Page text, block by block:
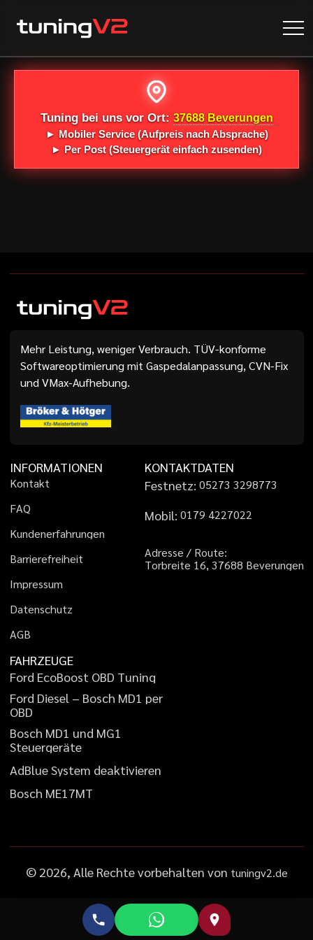
Tuning bei uns vor Ort: 37688 Beverungen
► Mobiler Service(Aufpreis nach Absprache)
►Per Post(Steuergerät einfach zusenden)
Mehr Leistung, weniger Verbrauch. TÜV-konforme
Softwareoptimierung mit Gaspedalanpassung, CVN-Fix
und VMax-Aufhebung.
INFORMATIONEN
Kontakt
FAQ
Kundenerfahrungen
Barrierefreiheit
Impressum
Datenschutz
AGB
KONTAKTDATEN
Festnetz: 05273 3298773
Mobil: 01 79 4227022
Adresse / Route:
Torbreite 16, 37688 Beverungen
FAHRZEUGE
Ford EcoBoost OBD Tuning
Ford Diesel – Bosch MD1 per
OBD
Bosch MD1 und MG1
Steuergeräte
AdBlueSystem deaktivieren
Bosch ME17MT
© 2026, Alle Rechte vorbehalten von tuningv2.de